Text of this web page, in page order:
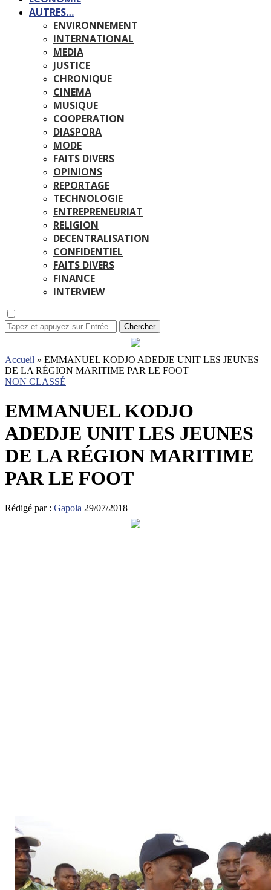
AUTRES…
ENVIRONNEMENT
INTERNATIONAL
MEDIA
JUSTICE
CHRONIQUE
CINEMA
MUSIQUE
COOPERATION
DIASPORA
MODE
FAITS DIVERS
OPINIONS
REPORTAGE
TECHNOLOGIE
ENTREPRENEURIAT
RELIGION
DECENTRALISATION
CONFIDENTIEL
FAITS DIVERS
FINANCE
INTERVIEW
Chercher
Accueil » EMMANUEL KODJO ADEDJE UNIT LES JEUNES
DE LA RÉGION MARITIME PAR LE FOOT
NON CLASSÉ
EMMANUEL KODJO
ADEDJE UNIT LES JEUNES
DE LA RÉGION MARITIME
PAR LE FOOT
Rédigé par : Gapola 29/07/2018